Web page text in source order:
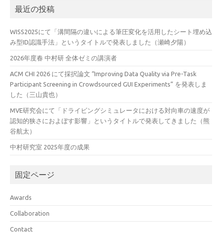
最近の投稿
WISS2025にて「溝間隔の違いによる筆圧変化を活用したシート埋め込
み型ID認識手法」というタイトルで発表しました（瀬崎夕陽）
2026年度春 中村研 全体ゼミの講演者
ACM CHI 2026 にて採択論文 “Improving Data Quality via Pre-Task
Participant Screening in Crowdsourced GUI Experiments” を発表しま
した（三山貴也）
MVE研究会にて「ドライビングシミュレータにおける対向車の速度が
認知的狭さにおよぼす影響」というタイトルで発表してきました（熊
谷航太）
中村研究室 2025年度の成果
固定ページ
Awards
Collaboration
Contact